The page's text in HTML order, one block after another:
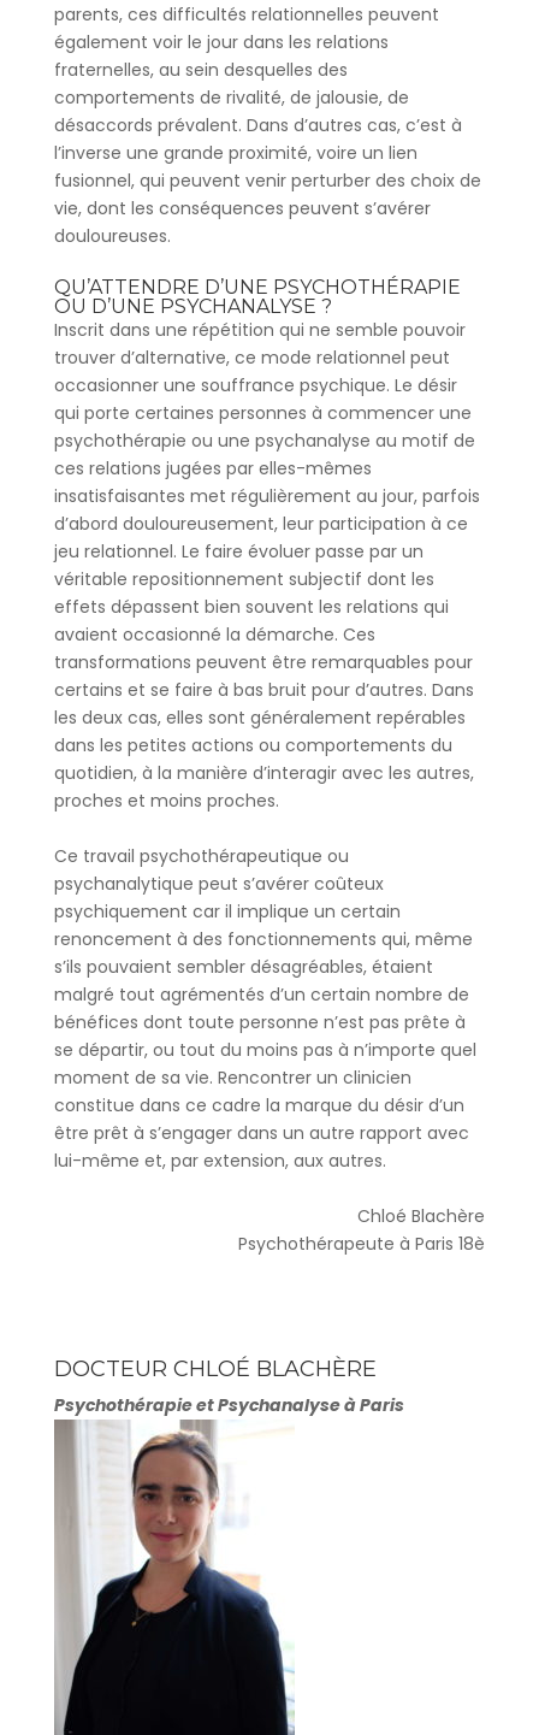
parents, ces difficultés relationnelles peuvent
également voir le jour dans les relations
fraternelles, au sein desquelles des
comportements de rivalité, de jalousie, de
désaccords prévalent. Dans d’autres cas, c’est à
l’inverse une grande proximité, voire un lien
fusionnel, qui peuvent venir perturber des choix de
vie, dont les conséquences peuvent s’avérer
douloureuses.
QU’ATTENDRE D’UNE PSYCHOTHÉRAPIE
OU D’UNE PSYCHANALYSE ?
Inscrit dans une répétition qui ne semble pouvoir
trouver d’alternative, ce mode relationnel peut
occasionner une souffrance psychique. Le désir
qui porte certaines personnes à commencer une
psychothérapie ou une psychanalyse au motif de
ces relations jugées par elles-mêmes
insatisfaisantes met régulièrement au jour, parfois
d’abord douloureusement, leur participation à ce
jeu relationnel. Le faire évoluer passe par un
véritable repositionnement subjectif dont les
effets dépassent bien souvent les relations qui
avaient occasionné la démarche. Ces
transformations peuvent être remarquables pour
certains et se faire à bas bruit pour d’autres. Dans
les deux cas, elles sont généralement repérables
dans les petites actions ou comportements du
quotidien, à la manière d’interagir avec les autres,
proches et moins proches.
Ce travail psychothérapeutique ou
psychanalytique peut s’avérer coûteux
psychiquement car il implique un certain
renoncement à des fonctionnements qui, même
s’ils pouvaient sembler désagréables, étaient
malgré tout agrémentés d’un certain nombre de
bénéfices dont toute personne n’est pas prête à
se départir, ou tout du moins pas à n’importe quel
moment de sa vie. Rencontrer un clinicien
constitue dans ce cadre la marque du désir d’un
être prêt à s’engager dans un autre rapport avec
lui-même et, par extension, aux autres.
Chloé Blachère
Psychothérapeute à Paris 18è
DOCTEUR CHLOÉ BLACHÈRE
Psychothérapie et Psychanalyse à Paris